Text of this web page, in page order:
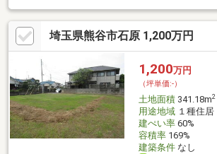
スピーディーです。 ■インターネット非公開の
です。 ■ご希望の方にはメールでのやりとりだ
■お忙しいときは現地待合せ＆現地解散できます
希望大歓迎です! ■住宅ローンアドバイザーが銀
い致します。
埼玉県熊谷市石原 1,200万円
1,200万円
（坪単価:-）
土地面積341.18m2
用途地域１種住居
建ぺい率60%
容積率169%
建築条件なし